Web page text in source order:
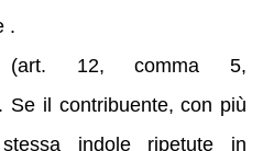
.
12, comma 5,
Se il contribuente, con più
indole ripetute in